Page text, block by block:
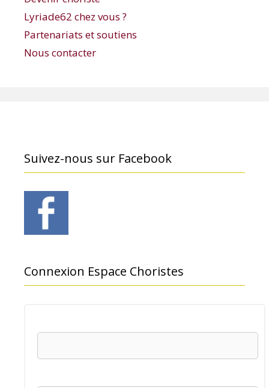
Lyriade62 chez vous ?
Partenariats et soutiens
Nous contacter
Suivez-nous sur Facebook
Connexion Espace Choristes